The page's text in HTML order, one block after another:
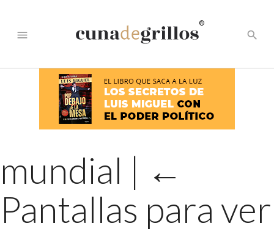
menu
®
search
mundial | ←
Pantallas para ver